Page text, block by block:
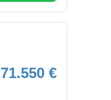
71.550 €